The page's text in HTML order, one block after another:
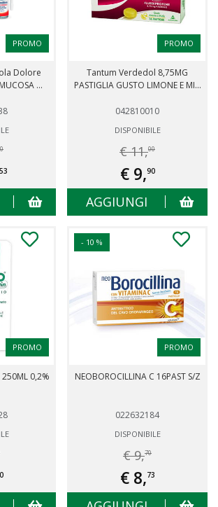
PROMO
Dolore
...
53
PROMO
Tantum Verdedol 8,75MG
PASTIGLIA GUSTO LIMONE E MI...
042810010
DISPONIBILE
€ 11,00
€ 9,90
AGGIUNGI
PROMO
250ML 0,2%
- 10 %
PROMO
NEOBOROCILLINA C 16PAST S/Z
022632184
DISPONIBILE
€ 9,70
€ 8,73